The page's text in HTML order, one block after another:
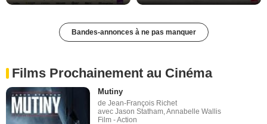
Bandes-annonces à ne pas manquer
Films Prochainement au Cinéma
Mutiny
de Jean-François Richet
avec Jason Statham, Annabelle Wallis
Film - Action